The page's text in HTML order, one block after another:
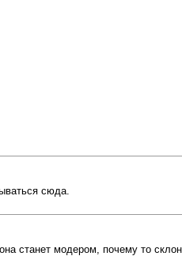
сюда.
станет модером, почему то